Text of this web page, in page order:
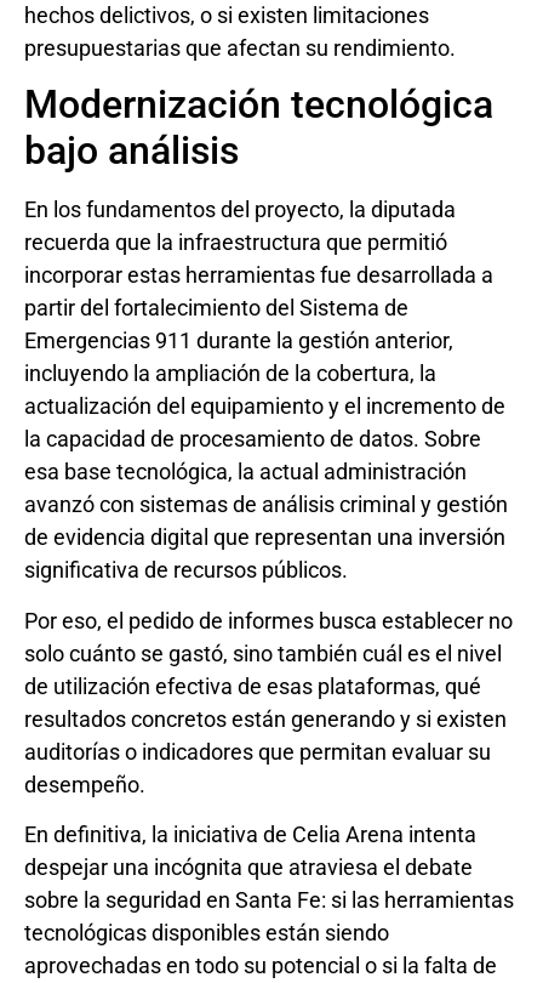
hechos delictivos, o si existen limitaciones
presupuestarias que afectan su rendimiento.
Modernización tecnológica
bajo análisis
En los fundamentos del proyecto, la diputada
recuerda que la infraestructura que permitió
incorporar estas herramientas fue desarrollada a
partir del fortalecimiento del Sistema de
Emergencias 911 durante la gestión anterior,
incluyendo la ampliación de la cobertura, la
actualización del equipamiento y el incremento de
la capacidad de procesamiento de datos. Sobre
esa base tecnológica, la actual administración
avanzó con sistemas de análisis criminal y gestión
de evidencia digital que representan una inversión
significativa de recursos públicos.
Por eso, el pedido de informes busca establecer no
solo cuánto se gastó, sino también cuál es el nivel
de utilización efectiva de esas plataformas, qué
resultados concretos están generando y si existen
auditorías o indicadores que permitan evaluar su
desempeño.
En definitiva, la iniciativa de Celia Arena intenta
despejar una incógnita que atraviesa el debate
sobre la seguridad en Santa Fe: si las herramientas
tecnológicas disponibles están siendo
aprovechadas en todo su potencial o si la falta de